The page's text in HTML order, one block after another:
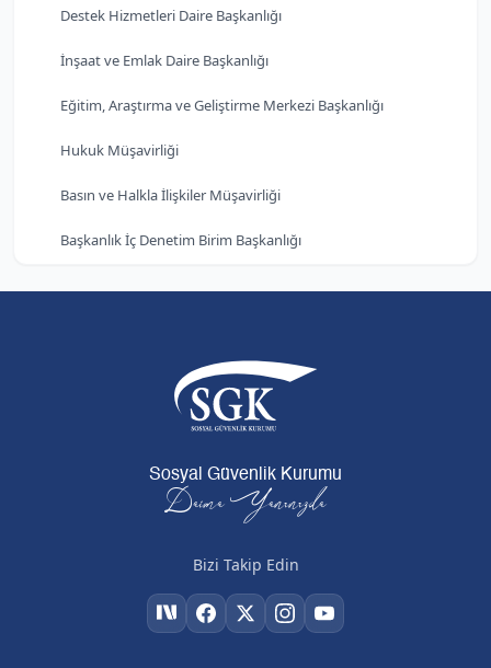
Destek Hizmetleri Daire Başkanlığı
İnşaat ve Emlak Daire Başkanlığı
Eğitim, Araştırma ve Geliştirme Merkezi Başkanlığı
Hukuk Müşavirliği
Basın ve Halkla İlişkiler Müşavirliği
Başkanlık İç Denetim Birim Başkanlığı
Sosyal Güvenlik Kurumu
Daima Yanınızda
Bizi Takip Edin